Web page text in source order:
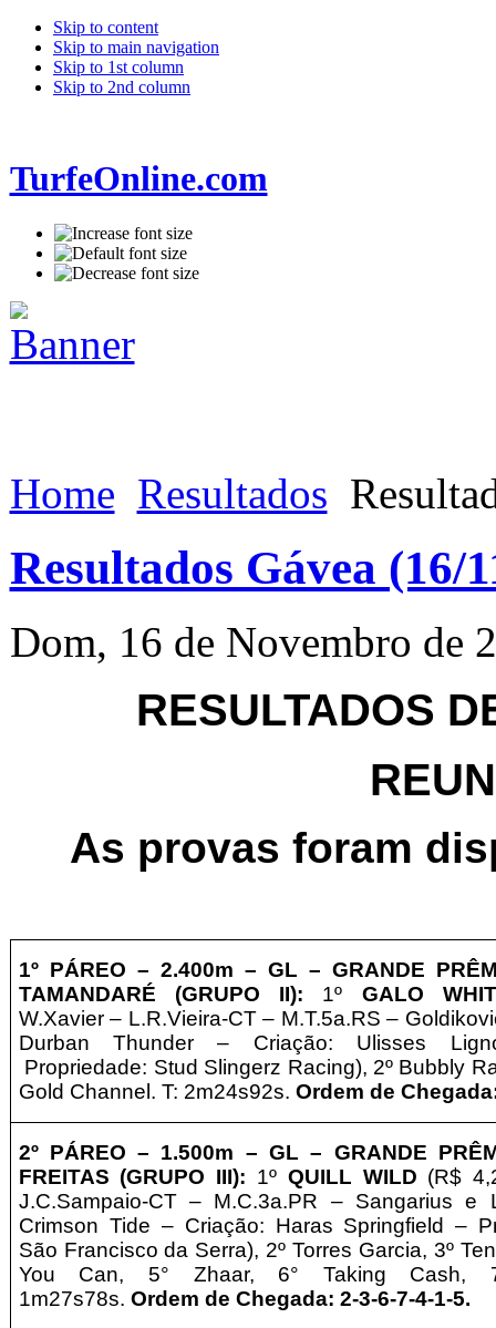
Skip to content
Skip to main navigation
Skip to 1st column
Skip to 2nd column
TurfeOnline.com
Home Resultados
Resultados Gávea (16/
Dom, 16 de Novembro de
RESULTADOS
As provas foram
1º PÁREO – 2.400m – GL – GRANDE
TAMANDARÉ (GRUPO II): 1º
GALO
W.Xavier– L.R.Vieira-CT – M.T.5a.RS –
Durban Thunder – Criação: Ulisses
Propriedade: Stud Slingerz Racing), 2º Bubbly
Gold Channel. T: 2m24s92s. Ordem de
2º PÁREO – 1.500m – GL – GRANDE
FREITAS (GRUPO III): 1º QUILL WILD (R$
J.C.Sampaio-CT – M.C.3a.PR – Sangarius e
Crimson Tide – Criação: Haras Springfield –
São Francisco da Serra), 2º Torres Garcia, 3º
You Can, 5° Zhaar, 6° Taking Cash,
1m27s78s. Ordem de Chegada: 2-3-6-7-4-1-5.